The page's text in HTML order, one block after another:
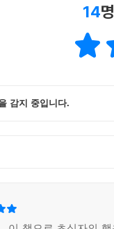
14
감지 중입니다.